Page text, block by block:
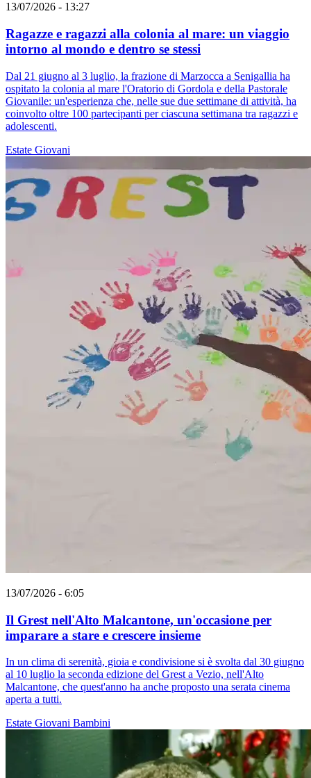
13/07/2026 - 13:27
Ragazze e ragazzi alla colonia al mare: un viaggio
intorno al mondo e dentro se stessi
Dal 21 giugno al 3 luglio, la frazione di Marzocca a Senigallia ha
ospitato la colonia al mare l'Oratorio di Gordola e della Pastorale
Giovanile: un'esperienza che, nelle sue due settimane di attività, ha
coinvolto oltre 100 partecipanti per ciascuna settimana tra ragazzi e
adolescenti.
Estate Giovani
13/07/2026 - 6:05
Il Grest nell'Alto Malcantone, un'occasione per
imparare a stare e crescere insieme
In un clima di serenità, gioia e condivisione si è svolta dal 30 giugno
al 10 luglio la seconda edizione del Grest a Vezio, nell'Alto
Malcantone, che quest'anno ha anche proposto una serata cinema
aperta a tutti.
Estate Giovani Bambini